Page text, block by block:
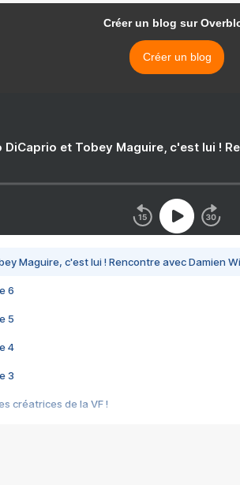
Créer un blog sur
Créer un blog
DiCaprio et Tobey Maguire, c'est lui !
Maguire, c'est lui ! Rencontre avec Damien
6
5
4
3
créatrices de la VF !